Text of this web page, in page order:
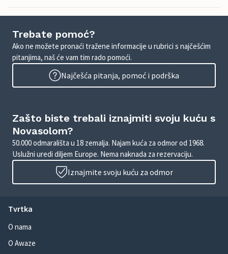
Trebate pomoć?
Ako ne možete pronaći tražene informacije u rubrici s najčešćim
pitanjima, naš će vam tim rado pomoći.
Najčešća pitanja, pomoć i podrška
Zašto biste trebali iznajmiti svoju kuću s
Novasolom?
50.000 odmarališta u 18 zemalja. Najam kuća za odmor od 1968.
Uslužni uredi diljem Europe. Nema naknada za rezervaciju.
Iznajmite svoju kuću za odmor
Tvrtka
O nama
O Awaze